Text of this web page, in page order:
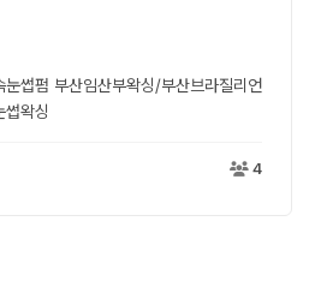
썹펌 부산임산부왁싱/부산브라질리언
썹왁싱
4